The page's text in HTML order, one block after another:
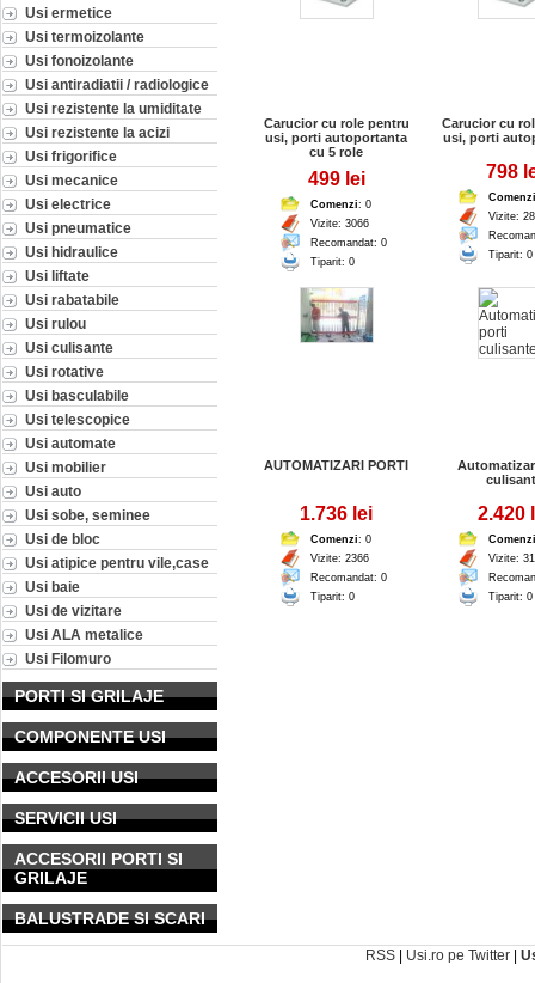
Usi ermetice
Usi termoizolante
Usi fonoizolante
Usi antiradiatii / radiologice
Usi rezistente la umiditate
Usi rezistente la acizi
Usi frigorifice
Usi mecanice
Usi electrice
Usi pneumatice
Usi hidraulice
Usi liftate
Usi rabatabile
Usi rulou
Usi culisante
Usi rotative
Usi basculabile
Usi telescopice
Usi automate
Usi mobilier
Usi auto
Usi sobe, seminee
Usi de bloc
Usi atipice pentru vile,case
Usi baie
Usi de vizitare
Usi ALA metalice
Usi Filomuro
PORTI SI GRILAJE
COMPONENTE USI
ACCESORII USI
SERVICII USI
ACCESORII PORTI SI
GRILAJE
BALUSTRADE SI SCARI
Carucior cu role pentru
usi, porti autoportanta
cu 5 role
499 lei
Comenzi: 0
Vizite: 3066
Recomandat: 0
Tiparit: 0
Carucior cu
usi, porti
798
Comenzi
Vizite:
Tiparit: 0
AUTOMATIZARI PORTI
1.736 lei
Comenzi: 0
Vizite: 2366
Recomandat: 0
Tiparit: 0
2.420
Comenzi
Vizite:
Tiparit: 0
RSS | Usi.ro pe Twitter |